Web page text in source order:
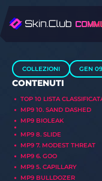
COLLEZIONI GEN 09
CONTENUTI
TOP 10 LISTA
MP9 10. SAND DASHED
MP9 BIOLEAK
MP9 8. SLIDE
MP9 7. MODEST THREAT
MP9 6. GOO
MP9 5. CAPILLARY
MP9 BULLDOZER